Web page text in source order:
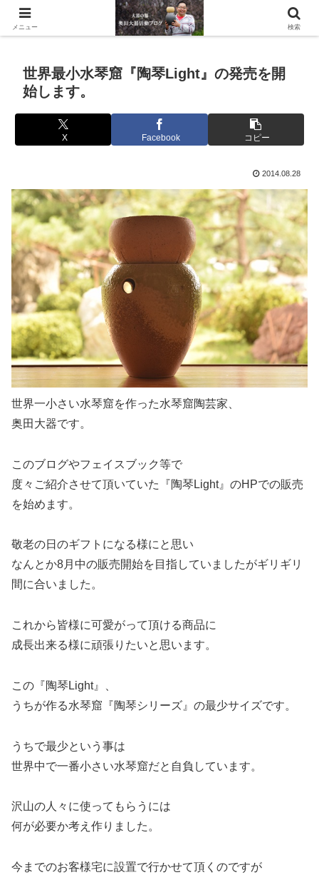
滋賀県の信楽で水琴窟や水鉢などの陶器を作っています。
世界最小水琴窟『陶琴Light』の発売を開
始します。
X Facebook コピー
2014.08.28
世界一小さい水琴窟を作った水琴窟陶芸家、
奥田大器です。
このブログやフェイスブック等で
度々ご紹介させて頂いていた『陶琴Light』のHPでの販売
を始めます。
敬老の日のギフトになる様にと思い
なんとか8月中の販売開始を目指していましたがギリギリ
間に合いました。
これから皆様に可愛がって頂ける商品に
成長出来る様に頑張りたいと思います。
この『陶琴Light』、
うちが作る水琴窟『陶琴シリーズ』の最少サイズです。
うちで最少という事は
世界中で一番小さい水琴窟だと自負しています。
沢山の人々に使ってもらうには
何が必要か考え作りました。
今までのお客様宅に設置で行かせて頂くのですが
メニュー 検索